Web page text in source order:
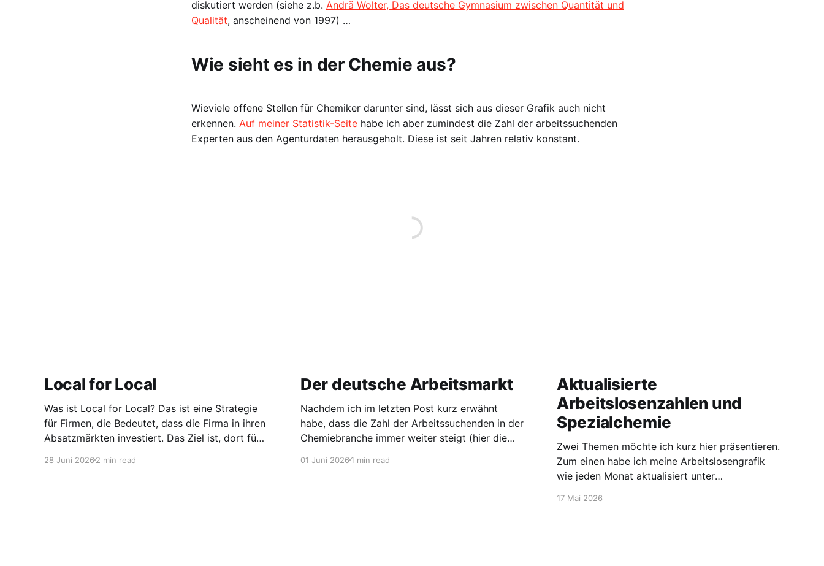
diskutiert werden (siehe z.b. Andrä Wolter, Das deutsche Gymnasium zwischen Quantität und
Qualität, anscheinend von 1997) …
Wie sieht es in der Chemie aus?
Wieviele offene Stellen für Chemiker darunter sind, lässt sich aus dieser Grafik auch nicht
erkennen. Auf meiner Statistik-Seite habe ich aber zumindest die Zahl der arbeitssuchenden
Experten aus den Agenturdaten herausgeholt. Diese ist seit Jahren relativ konstant.
Local for Local
Was ist Local for Local? Das ist eine Strategie
für Firmen, die Bedeutet, dass die Firma in ihren
Absatzmärkten investiert. Das Ziel ist, dort für
entwickeln. Diese Strategie ist von Toyota
28 Juni 2026 2 min read
Der deutsche Arbeitsmarkt
Nachdem ich im letzten Post kurz erwähnt
habe, dass die Zahl der Arbeitssuchenden in der
Chemiebranche immer weiter steigt (hier die
den gesamten Arbeitsmarkt werfen. Laut
01 Juni 20261 min read
Aktualisierte
Arbeitslosenzahlen und
Spezialchemie
Zwei Themen möchte ich kurz hier präsentieren.
Zum einen habe ich meine Arbeitslosengrafik
wie jeden Monat aktualisiert unter
chemiker.de/arbeitslose-chemiker/. Und die
17 Mai 2026